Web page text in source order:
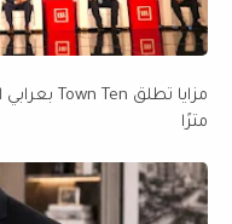
مترًا